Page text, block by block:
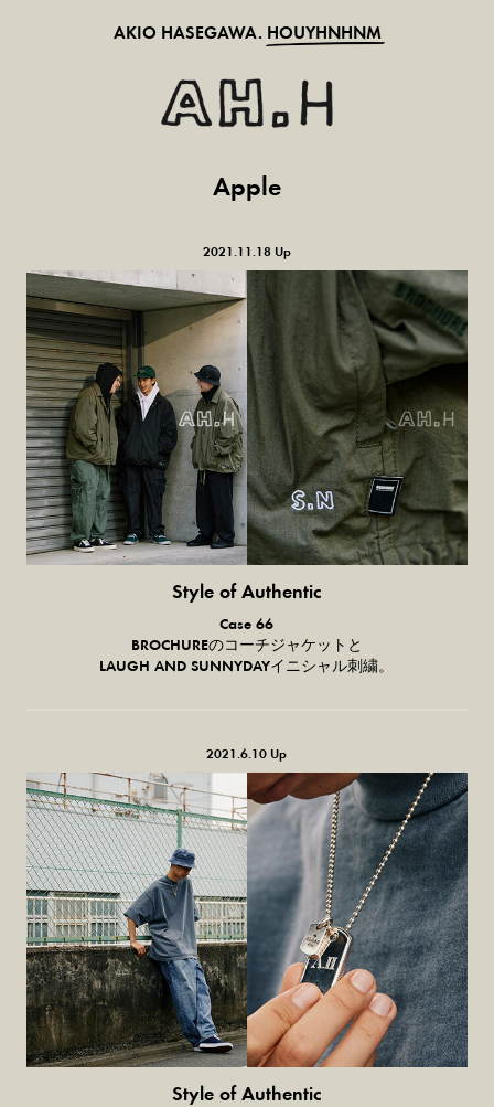
AKIO HASEGAWA. HOUYHNHNM
Apple
2021.11.18 Up
Style of Authentic
普通の服、
普通のスタイル。
Case 66
BROCHUREのコーチジャケットと
LAUGH AND SUNNYDAYイニシャル刺繍。
2021.6.10 Up
Style of Authentic